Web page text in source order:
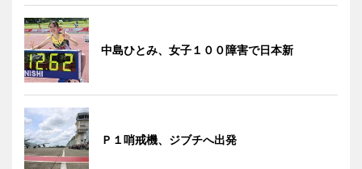
中島ひとみ、女子１００障害で日本新
Ｐ１哨戒機、ジブチへ出発